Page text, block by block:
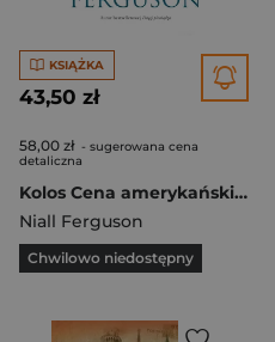
KSIĄŻKA
43,50 zł
58,00 zł - sugerowana cena
detaliczna
Kolos Cena amerykańskiego imperium
Niall Ferguson
Chwilowo niedostępny